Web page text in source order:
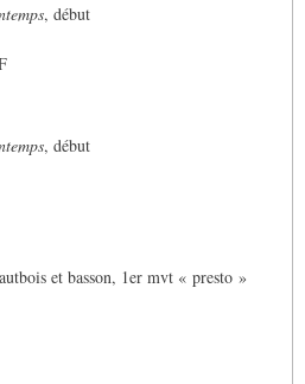
, début
, début
et basson, 1er mvt « presto »